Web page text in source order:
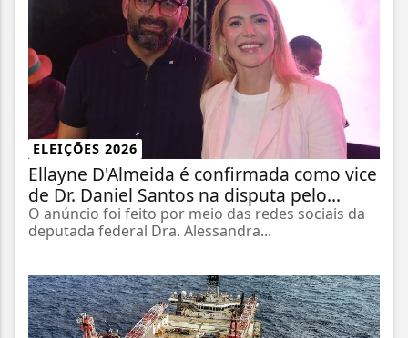
ELEIÇÕES 2026
Ellayne D'Almeida é confirmada como vice
de Dr. Daniel Santos na disputa pelo...
O anúncio foi feito por meio das redes sociais da
deputada federal Dra. Alessandra...